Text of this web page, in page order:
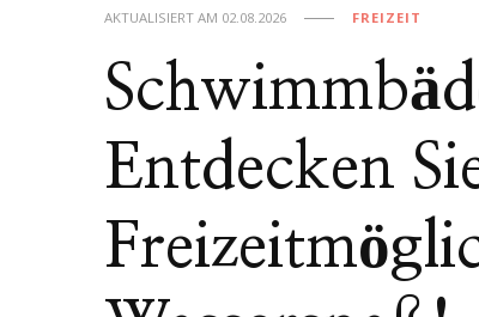
AKTUALISIERT AM 02.08.2026 FREIZEIT
Entdecken